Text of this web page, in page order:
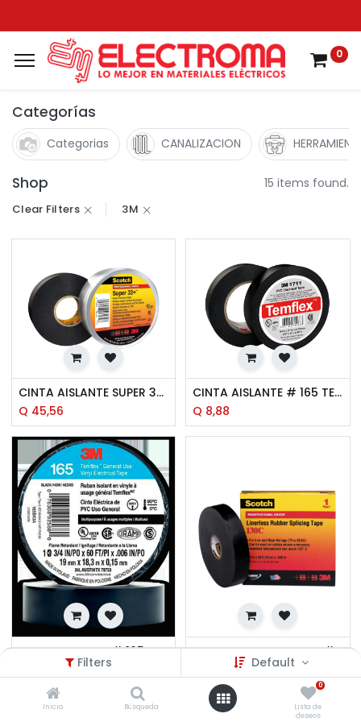
Filters Default
Inicio Búsqueda
0
Lista de
deseos
0
Categorías
Categorias CANALIZACION
Shop 15 items found.
Clear Filters 3M
CINTA AISLANTE SUPER 33+ 3/4 PULG.X66 3M
Q 45,56
CINTA AISLANTE # 165 TEMFLEX NEGRA 3/4 PULG.X30 3M
Q 8,88
CINTA AISLANTE # 165 TEMFLEX NEGRA 3/4 PULG.X60 3M
CINTA AUTOFUNDENTE #130C 3/4 PULG.X30 3M
173,14